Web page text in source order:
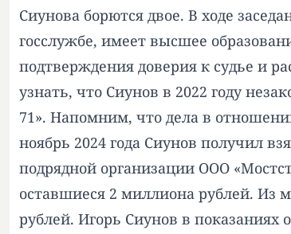
Сиунова борются двое. В ходе
госслужбе, имеет высшее
подтверждения доверия к судье и
узнать, что Сиунов в 2022 году
71». Напомним, что дела в
ноябрь 2024 года Сиунов получил
подрядной организации ООО
оставшиеся 2 миллиона рублей. Из
рублей. Игорь Сиунов в показаниях